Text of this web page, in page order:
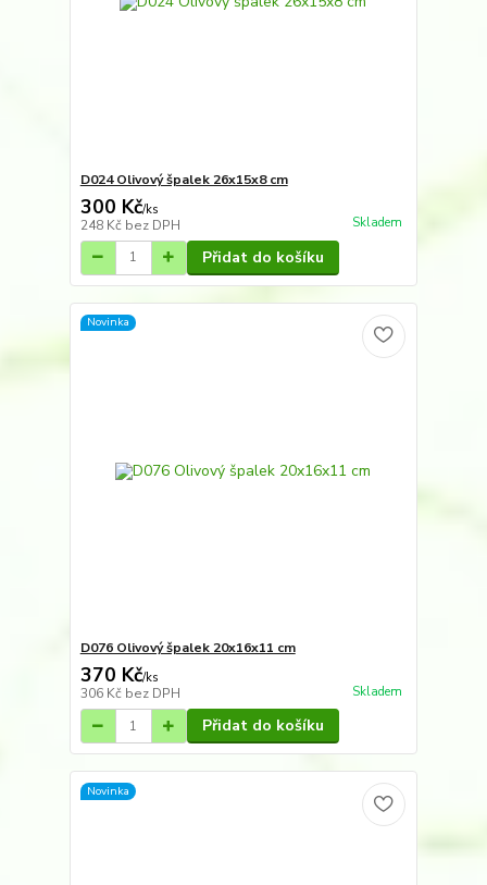
D024 Olivový špalek 26x15x8 cm
300 Kč/ks
248 Kč bez DPH Skladem
Přidat do košíku
Novinka
D076 Olivový špalek 20x16x11 cm
370 Kč/ks
306 Kč bez DPH Skladem
Přidat do košíku
Novinka